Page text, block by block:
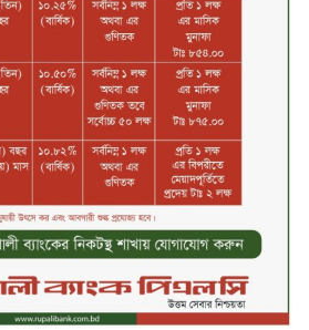
২০২৯ সালের মধ্যে বাংলাদেশের
সবচেয়ে বিশ্বস্ত, টেকসই ও ক্যাশলেস
ব্যাংক হওয়ার লক্ষ্য নিয়ে ‘ভিশন ২০২৯’
উন্মোচন করল কমিউনিটি ব্যাংক
বাংলাদেশ পিএলসি